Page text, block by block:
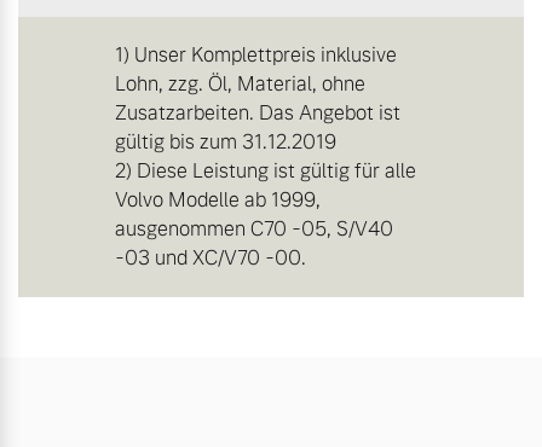
1) Unser Komplettpreis inklusive
Lohn, zzg. Öl, Material, ohne
Zusatzarbeiten. Das Angebot ist
gültig bis zum 31.12.2019
2) Diese Leistung ist gültig für alle
Volvo Modelle ab 1999,
ausgenommen C70 -05, S/V40
-03 und XC/V70 -00.